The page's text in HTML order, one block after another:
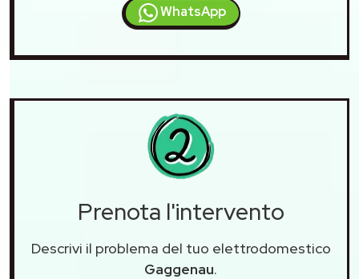
WhatsApp
Prenota l'intervento
Descrivi il problema del tuo elettrodomestico
Gaggenau.